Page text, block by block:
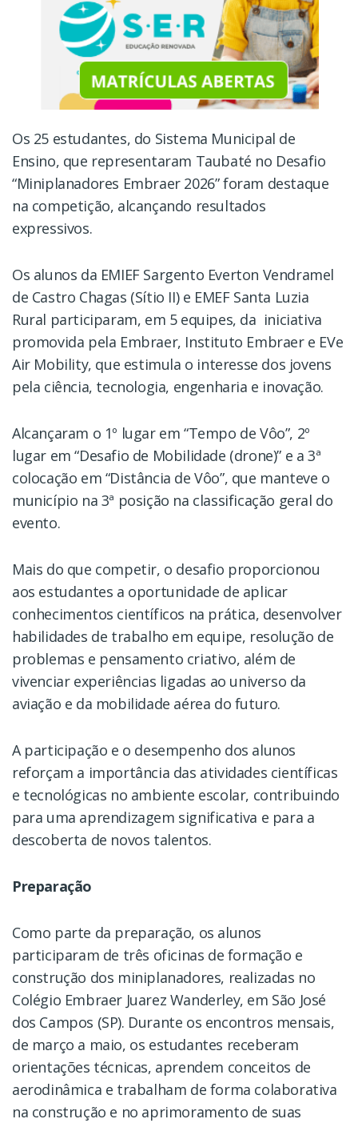
Os 25 estudantes, do Sistema Municipal de
Ensino, que representaram Taubaté no Desafio
“Miniplanadores Embraer 2026” foram destaque
na competição, alcançando resultados
expressivos.
Os alunos da EMIEF Sargento Everton Vendramel
de Castro Chagas (Sítio II) e EMEF Santa Luzia
Rural participaram, em 5 equipes, da iniciativa
promovida pela Embraer, Instituto Embraer e EVe
Air Mobility, que estimula o interesse dos jovens
pela ciência, tecnologia, engenharia e inovação.
Alcançaram o 1º lugar em “Tempo de Vôo”, 2º
lugar em “Desafio de Mobilidade (drone)” e a 3ª
colocação em “Distância de Vôo”, que manteve o
município na 3ª posição na classificação geral do
evento.
Mais do que competir, o desafio proporcionou
aos estudantes a oportunidade de aplicar
conhecimentos científicos na prática, desenvolver
habilidades de trabalho em equipe, resolução de
problemas e pensamento criativo, além de
vivenciar experiências ligadas ao universo da
aviação e da mobilidade aérea do futuro.
A participação e o desempenho dos alunos
reforçam a importância das atividades científicas
e tecnológicas no ambiente escolar, contribuindo
para uma aprendizagem significativa e para a
descoberta de novos talentos.
Preparação
Como parte da preparação, os alunos
participaram de três oficinas de formação e
construção dos miniplanadores, realizadas no
Colégio Embraer Juarez Wanderley, em São José
dos Campos (SP). Durante os encontros mensais,
de março a maio, os estudantes receberam
orientações técnicas, aprendem conceitos de
aerodinâmica e trabalham de forma colaborativa
na construção e no aprimoramento de suas